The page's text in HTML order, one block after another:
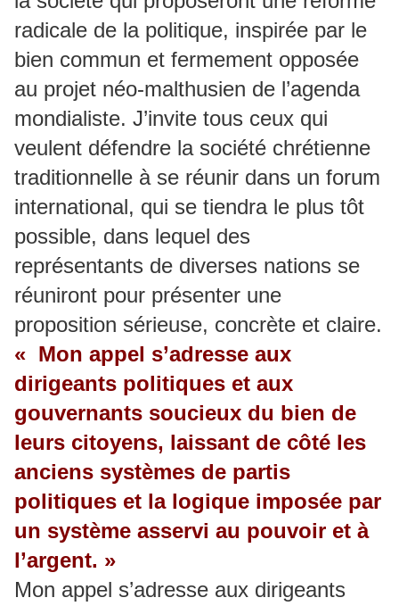
radicale de la politique, inspirée par le
bien commun et fermement opposée
au projet néo-malthusien de l’agenda
mondialiste. J’invite tous ceux qui
veulent défendre la société chrétienne
traditionnelle à se réunir dans un forum
international, qui se tiendra le plus tôt
possible, dans lequel des
représentants de diverses nations se
réuniront pour présenter une
proposition sérieuse, concrète et claire.
« Mon appel s’adresse aux
dirigeants politiques et aux
gouvernants soucieux du bien de
leurs citoyens, laissant de côté les
anciens systèmes de partis
politiques et la logique imposée par
un système asservi au pouvoir et à
l’argent. »
Mon appel s’adresse aux dirigeants